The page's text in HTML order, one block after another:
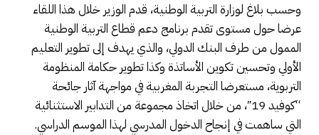
وحسب بلاغ لوزارة التربية الوطنية، قدم الوزير خلال هذا اللقاء
عرضا حول مستوى تقدم برنامج دعم قطاع التربية الوطنية
الممول من طرف البنك الدولي، والذي يهدف إلى تطوير التعليم
الأولي وتحسين تكوين الأساتذة وكذا تطوير حكامة المنظومة
التربوية، مستعرضا التجربة المغربية في مواجهة آثار جائحة
“كوفيد 19″، من خلال اتخاذ مجموعة من التدابير الاستثنائية
التي ساهمت في إنجاح الدخول المدرسي لهذا الموسم الدراسي.